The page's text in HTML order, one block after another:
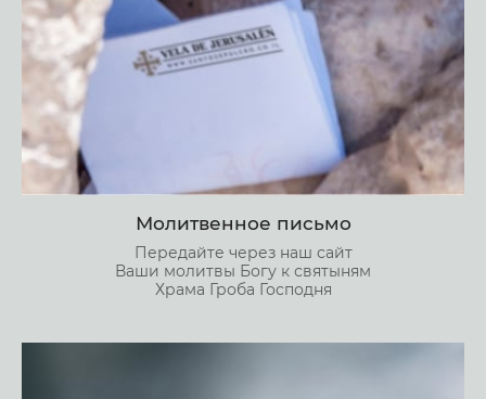
Молитвенное письмо
Передайте через наш сайт
Ваши молитвы Богу к святыням
Храма Гроба Господня